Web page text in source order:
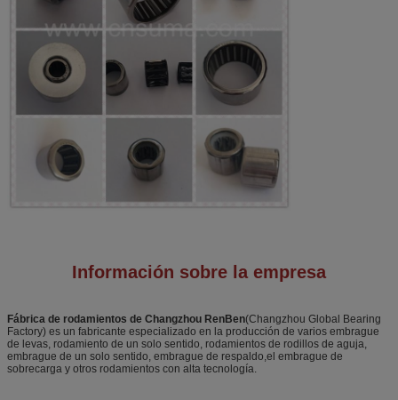
Información sobre la empresa
Fábrica de rodamientos de Changzhou RenBen(Changzhou Global Bearing
Factory) es un fabricante especializado en la producción de varios embrague
de levas, rodamiento de un solo sentido, rodamientos de rodillos de aguja,
embrague de un solo sentido, embrague de respaldo,el embrague de
sobrecarga y otros rodamientos con alta tecnología.